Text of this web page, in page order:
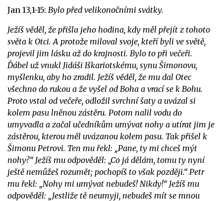
Jan 13,1-15: Bylo před velikonočními svátky.
Ježíš věděl, že přišla jeho hodina, kdy měl přejít z tohoto
světa k Otci. A protože miloval svoje, kteří byli ve světě,
projevil jim lásku až do krajnosti. Bylo to při večeři.
Ďábel už vnukl Jidáši Iškariotskému, synu Šimonovu,
myšlenku, aby ho zradil. Ježíš věděl, že mu dal Otec
všechno do rukou a že vyšel od Boha a vrací se k Bohu.
Proto vstal od večeře, odložil svrchní šaty a uvázal si
kolem pasu lněnou zástěru. Potom nalil vodu do
umyvadla a začal učedníkům umývat nohy a utírat jim je
zástěrou, kterou měl uvázanou kolem pasu. Tak přišel k
Šimonu Petrovi. Ten mu řekl: „Pane, ty mi chceš mýt
nohy?“ Ježíš mu odpověděl: „Co já dělám, tomu ty nyní
ještě nemůžeš rozumět; pochopíš to však později.“ Petr
mu řekl: „Nohy mi umývat nebudeš! Nikdy!“ Ježíš mu
odpověděl: „Jestliže tě neumyji, nebudeš mít se mnou